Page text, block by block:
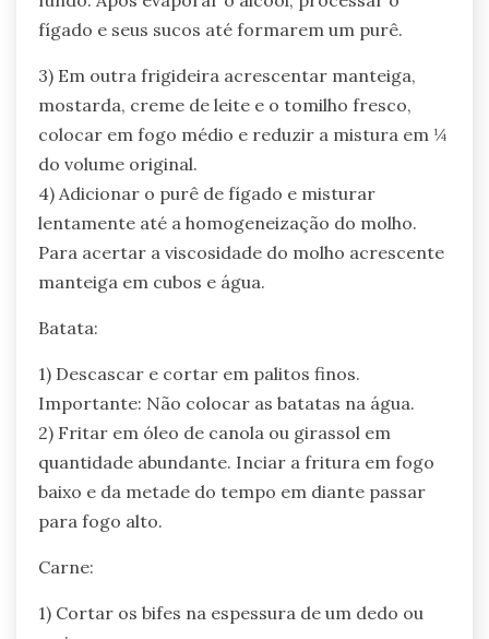
fígado e seus sucos até formarem um purê.
3) Em outra frigideira acrescentar manteiga,
mostarda, creme de leite e o tomilho fresco,
colocar em fogo médio e reduzir a mistura em ¼
do volume original.
4) Adicionar o purê de fígado e misturar
lentamente até a homogeneização do molho.
Para acertar a viscosidade do molho acrescente
manteiga em cubos e água.
Batata:
1) Descascar e cortar em palitos finos.
Importante: Não colocar as batatas na água.
2) Fritar em óleo de canola ou girassol em
quantidade abundante. Inciar a fritura em fogo
baixo e da metade do tempo em diante passar
para fogo alto.
Carne:
1) Cortar os bifes na espessura de um dedo ou